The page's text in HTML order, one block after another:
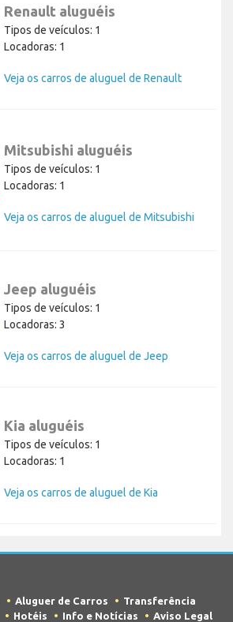
Renault aluguéis
Tipos de veículos: 1
Locadoras: 1
Veja os carros de aluguel de Renault
Mitsubishi aluguéis
Tipos de veículos: 1
Locadoras: 1
Veja os carros de aluguel de Mitsubishi
Jeep aluguéis
Tipos de veículos: 1
Locadoras: 3
Veja os carros de aluguel de Jeep
Kia aluguéis
Tipos de veículos: 1
Locadoras: 1
Veja os carros de aluguel de Kia
Aluguer de Carros
Transferência
Hotéis Info e Notícias Aviso Legal